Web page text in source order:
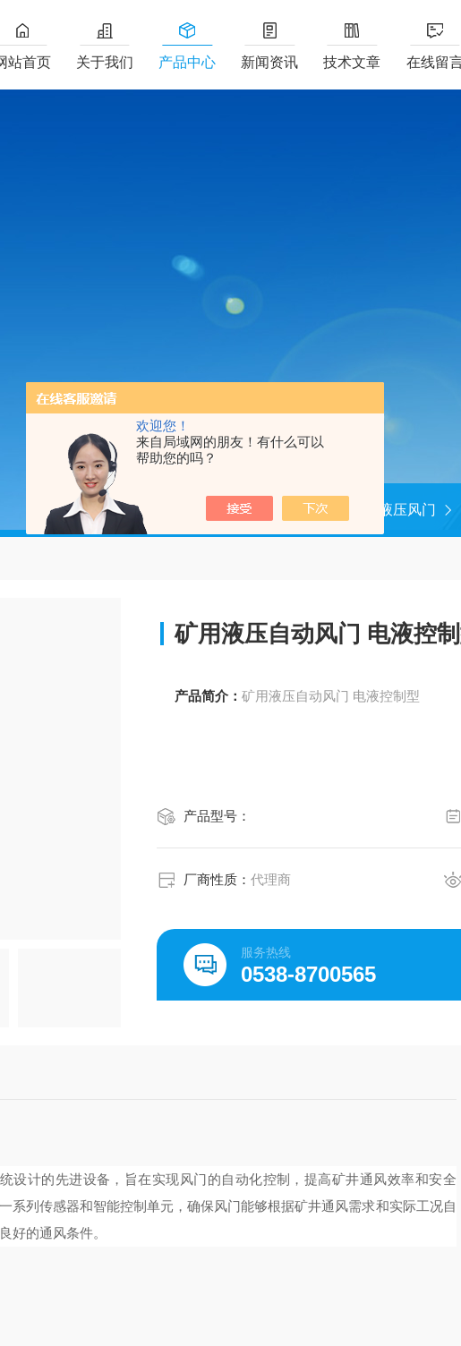
欢迎您！
来自局域网的朋友！有什么可以
帮助您的吗？
站首页 关于我们 产品中心 新闻资讯 技术文章 在线留
首页 产品中心 矿用液压风门
矿用液压自动风门 电液控
产品简介：矿用液压自动风门 电液控制型
产品型号：
厂商性质：代理商
服务热线
0538-8700565
设计的先进设备，旨在实现风门的自动化控制，提高矿井通风效率和安全
系列传感器和智能控制单元，确保风门能够根据矿井通风需求和实际工况自
好的通风条件。